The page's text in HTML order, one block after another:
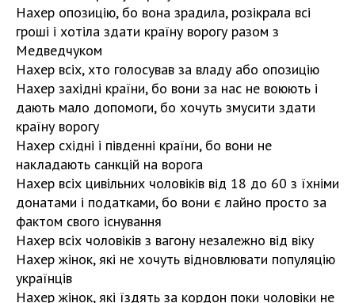
Нахер опозицію, бо вона зрадила, розікрала всі
гроші і хотіла здати країну ворогу разом з
Медведчуком
Нахер всіх, хто голосував за владу або опозицію
Нахер західні країни, бо вони за нас не воюють і
дають мало допомоги, бо хочуть змусити здати
країну ворогу
Нахер східні і південні країни, бо вони не
накладають санкцій на ворога
Нахер всіх цивільних чоловіків від 18 до 60 з їхніми
донатами і податками, бо вони є лайно просто за
фактом свого існування
Нахер всіх чоловіків з вагону незалежно від віку
Нахер жінок, які не хочуть відновлювати популяцію
українців
Нахер жінок, які їздять за кордон поки чоловіки не